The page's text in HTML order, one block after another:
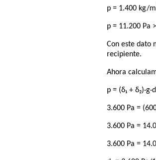
p = 1.400 kg/
p = 11.200 Pa
Con este dato
recipiente.
Ahora
p = (δ₁ + δ₂)·g·d
3.600 Pa =
3.600 Pa =
3.600 Pa =